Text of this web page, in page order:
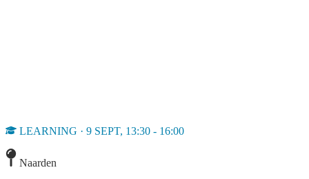
LEARNING · 9 SEPT, 13:30 - 16:00
Naarden